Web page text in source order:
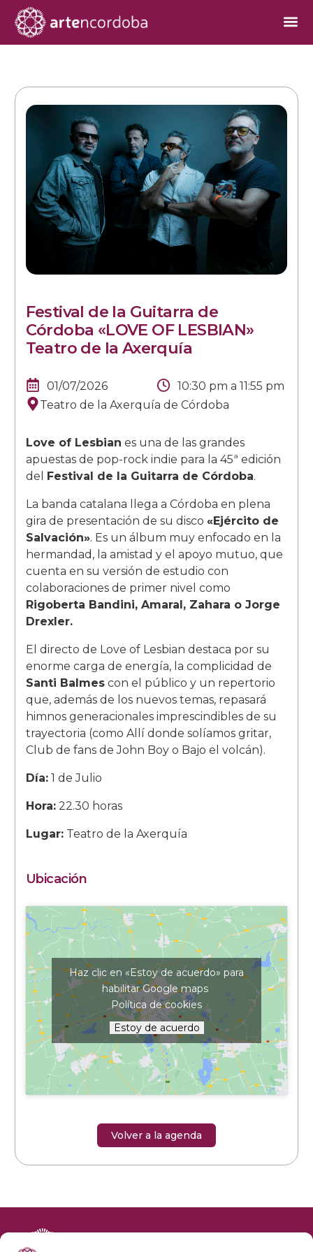
Festival de la Guitarra de
Córdoba «LOVE OF LESBIAN»
Teatro de la Axerquía
01/07/2026 10:30 pm a 11:55 pm
Teatro de la Axerquía de Córdoba
Love of Lesbian es una de las grandes
apuestas de pop-rock indie para la 45ª edición
del Festival de la Guitarra de Córdoba.
La banda catalana llega a Córdoba en plena
gira de presentación de su disco «Ejército de
Salvación». Es un álbum muy enfocado en la
hermandad, la amistad y el apoyo mutuo, que
cuenta en su versión de estudio con
colaboraciones de primer nivel como
Rigoberta Bandini, Amaral, Zahara o Jorge
Drexler.
El directo de Love of Lesbian destaca por su
enorme carga de energía, la complicidad de
Santi Balmescon el público y un repertorio
que, además de los nuevos temas, repasará
himnos generacionales imprescindibles de su
trayectoria (como Allí donde solíamos gritar,
Club de fans de John Boy o Bajo el volcán).
Día:1 de Julio
Hora:22.30 horas
Lugar:Teatro de la Axerquía
Ubicación
Haz clic en «Estoy de acuerdo» para
habilitar Google maps
Política de cookies
Estoy de acuerdo
Volver a la agenda